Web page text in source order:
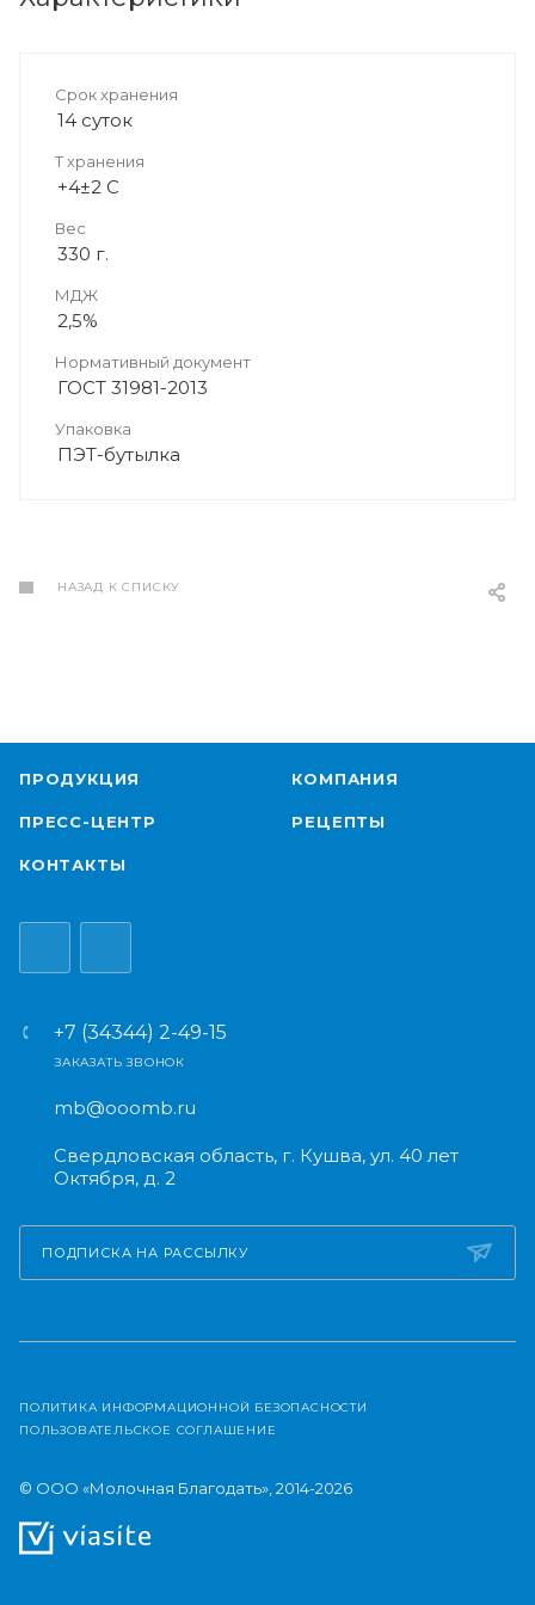
Cрок хранения
14 суток
T хранения
+4±2 C
Вес
330 г.
МДЖ
2,5%
Нормативный документ
ГОСТ 31981-2013
Упаковка
ПЭТ-бутылка
НАЗАД К СПИСКУ
ПРОДУКЦИЯ КОМПАНИЯ
ПРЕСС-ЦЕНТР РЕЦЕПТЫ
КОНТАКТЫ
+7 (34344) 2-49-15
ЗАКАЗАТЬ ЗВОНОК
mb@ooomb.ru
Свердловская область, г. Кушва, ул. 40 лет
Октября, д. 2
ПОДПИСКА НА РАССЫЛКУ
ПОЛИТИКА ИНФОРМАЦИОННОЙ БЕЗОПАСНОСТИ
ПОЛЬЗОВАТЕЛЬСКОЕ СОГЛАШЕНИЕ
© ООО «Молочная Благодать», 2014-2026